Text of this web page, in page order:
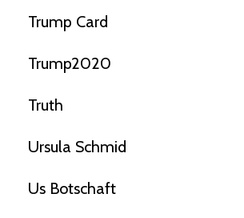
Trump Card
Trump2020
Truth
Ursula Schmid
Us Botschaft